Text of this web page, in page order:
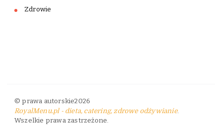
Zdrowie
© prawa autorskie2026
RoyalMenu.pl - dieta, catering, zdrowe odżywianie.
Wszelkie prawa zastrzeżone.